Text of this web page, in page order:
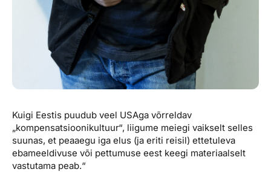
Kuigi Eestis puudub veel USAga võrreldav
„kompensatsioonikultuur“, liigume meiegi vaikselt selles
suunas, et peaaegu iga elus (ja eriti reisil) ettetuleva
ebameeldivuse või pettumuse eest keegi materiaalselt
vastutama peab.“